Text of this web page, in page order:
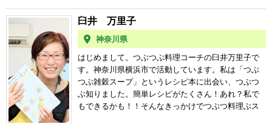
くり。 最初はもちろん、料理が苦手な私が作るつぶ
つぶ料理は不評で初めて食べてもらったヒエシチュ
ーは、チーズとタバスコをぶっかけられましたー
（笑） だから、学んだら誰でも美味しく作れます！
一緒につぶつぶ料理を楽しみましょう。
女が、やさしくお話をうかがいつつ、がんばらなく
ても続けられるキッチンの“術”をお伝えします。 私
は群馬県の榛名山のふもとで育ちました。子どもの
ころは、庭先で採れたキュウリにお味噌を乗せたも
のや、トマトの丸かじりなどをおやつに食べていま
した。そしてお肉や魚は嫌い！ 今思えば、あれが私
の食の原点だったのかもしれません。 それからずっ
と食べるの大好き（料理は嫌いでしたが…）だった私
ですが、心身の不調に悩み苦しむ長い期間があり、
臼井 万里子
神奈川県
はじめまして。つぶつぶ料理コーチの臼井万里子で
す。神奈川県横浜市で活動しています。私は「つぶ
つぶ雑穀スープ」というレシピ本に出会い、つぶつ
ぶ知りました。簡単レシピがたくさん！あれ？私で
もできるかも！！そんなきっかけでつぶつ料理ぶス